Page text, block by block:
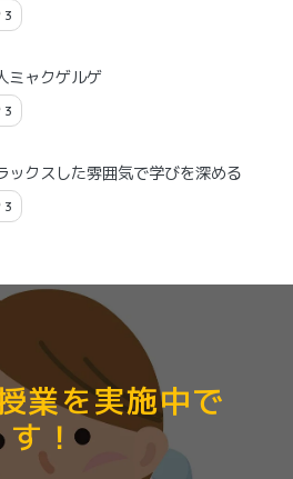
3
ミャクゲルゲ
3
ックスした雰囲気で学びを深める
3
業を実施中で
す！